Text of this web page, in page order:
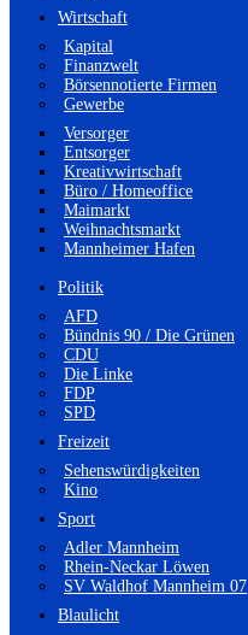
Wirtschaft
Kapital
Finanzwelt
Börsennotierte Firmen
Gewerbe
Versorger
Entsorger
Kreativwirtschaft
Büro / Homeoffice
Maimarkt
Weihnachtsmarkt
Mannheimer Hafen
Politik
AFD
Bündnis 90 / Die Grünen
CDU
Die Linke
FDP
SPD
Freizeit
Sehenswürdigkeiten
Kino
Sport
Adler Mannheim
Rhein-Neckar Löwen
SV Waldhof Mannheim 07
Blaulicht